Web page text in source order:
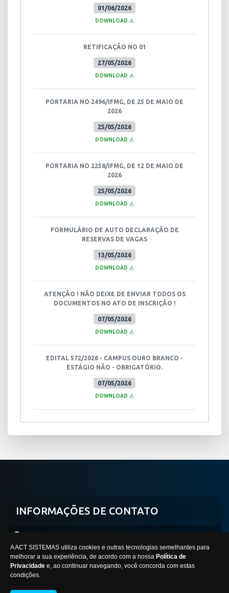
A ACT SISTEMAS utiliza cookies e outras tecnologias semelhantes para
melhorar a sua experiência, de acordo com a nossa Política de
Privacidade e, ao continuar navegando, você concorda com estas
condições.
01/06/2026
DOWNLOAD
27/05/2026
RETIFICAÇÃO NO 01
DOWNLOAD
25/05/2026
PORTARIA NO 2496/IFMG, DE 25 DE MAIO DE
2026
DOWNLOAD
25/05/2026
PORTARIA NO 2258/IFMG, DE 12 DE MAIO DE
2026
DOWNLOAD
13/05/2026
FORMULÁRIO DE AUTO DECLARAÇÃO DE
RESERVAS DE VAGAS
DOWNLOAD
07/05/2026
ATENÇÃO ! NÃO DEIXE DE ENVIAR TODOS OS
DOCUMENTOS NO ATO DE INSCRIÇÃO !
DOWNLOAD
07/05/2026
EDITAL 572/2026 - CAMPUS OURO BRANCO -
ESTÁGIO NÃO - OBRIGATÓRIO.
DOWNLOAD
INFORMAÇÕES DE CONTATO
Belo Horizonte/MG -CEP:30575-180